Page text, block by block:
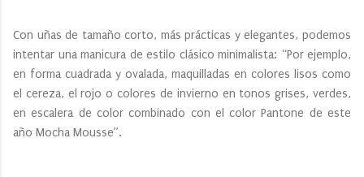
Con uñas de tamaño corto, más prácticas y elegantes, podemos
intentar una manicura de estilo clásico minimalista: “Por ejemplo,
en forma cuadrada y ovalada, maquilladas en colores lisos como
el cereza, el rojo o colores de invierno en tonos grises, verdes,
en escalera de color combinado con el color Pantone de este
año Mocha Mousse”.